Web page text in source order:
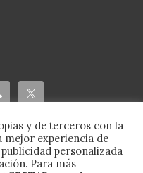
y de terceros con la
mejor experiencia de
personalizada
Para más